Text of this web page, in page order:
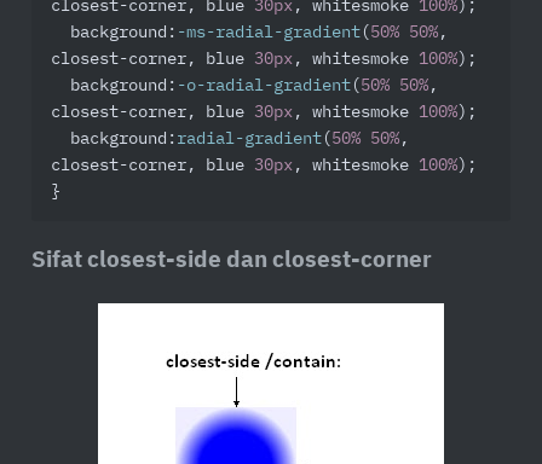
closest-corner, blue 30px , whitesmoke 100% );
background : -ms-radial-gradient ( 50% 50% ,
closest-corner, blue 30px , whitesmoke 100% );
background : -o-radial-gradient ( 50% 50% ,
closest-corner, blue 30px , whitesmoke 100% );
background : radial-gradient ( 50% 50% ,
closest-corner, blue 30px , whitesmoke 100% );
}
Sifat closest-side dan closest-corner